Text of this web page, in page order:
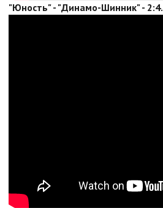
"Юность" - "Динамо-Шинник" - 2:4.